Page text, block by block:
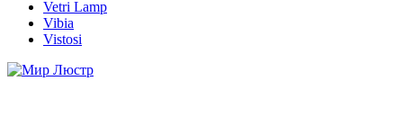
Vetri Lamp
Vibia
Vistosi